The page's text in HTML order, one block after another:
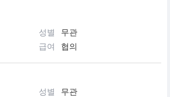
성별
무관
급여 협의
성별
무관